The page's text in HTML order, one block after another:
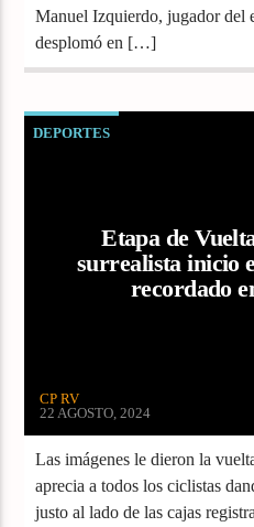
Manuel Izquierdo, jugador del
desplomó en […]
DEPORTES
Etapa de
surrealista inicio
recordado
CP RV
22 AGOSTO, 2024
Las imágenes le dieron la
aprecia a todos los ciclistas
justo al lado de las cajas